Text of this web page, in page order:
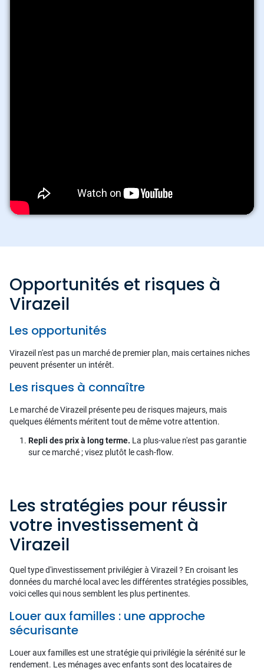
Opportunités et risques à
Virazeil
Les opportunités
Virazeil n'est pas un marché de premier plan, mais certaines niches
peuvent présenter un intérêt.
Les risques à connaître
Le marché de Virazeil présente peu de risques majeurs, mais
quelques éléments méritent tout de même votre attention.
Repli des prix à long terme. La plus-value n'est pas garantie
sur ce marché ; visez plutôt le cash-flow.
Les stratégies pour réussir
votre investissement à
Virazeil
Quel type d'investissement privilégier à Virazeil ? En croisant les
données du marché local avec les différentes stratégies possibles,
voici celles qui nous semblent les plus pertinentes.
Louer aux familles : une approche
sécurisante
Louer aux familles est une stratégie qui privilégie la sérénité sur le
rendement. Les ménages avec enfants sont des locataires de